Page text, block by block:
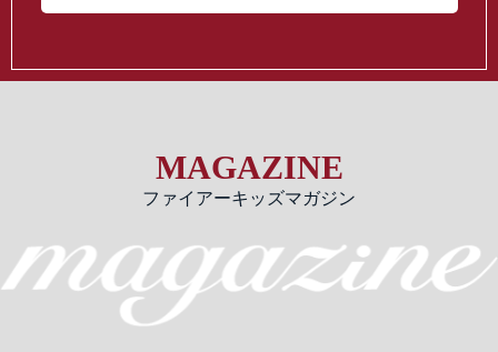
MAGAZINE
ファイアーキッズマガジン